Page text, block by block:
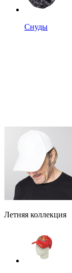
Снуды
Летняя коллекция